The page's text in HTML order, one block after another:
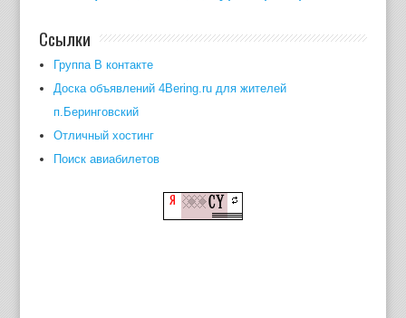
Ссылки
Группа В контакте
Доска объявлений 4Bering.ru для жителей
п.Беринговский
Отличный хостинг
Поиск авиабилетов